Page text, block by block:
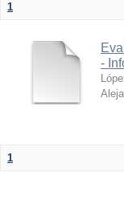
1
-
1